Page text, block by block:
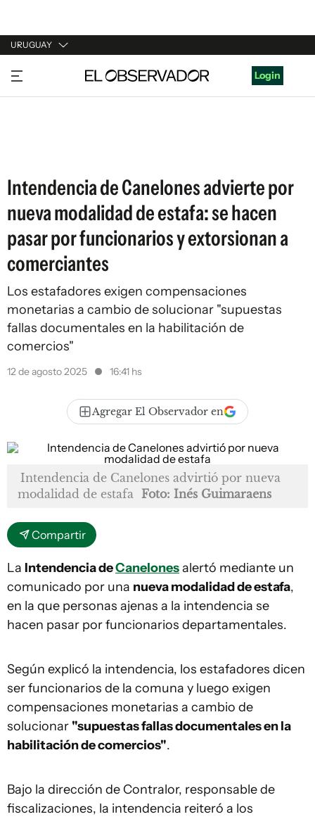
URUGUAY
URUGUAY
ARGENTINA
Login
Intendencia de Canelones advierte por
nueva modalidad de estafa: se hacen
pasar por funcionarios y extorsionan a
comerciantes
Los estafadores exigen compensaciones
monetarias a cambio de solucionar "supuestas
fallas documentales en la habilitación de
comercios"
12 de agosto 2025 16:41 hs
Agregar El Observador en
Intendencia de Canelones advirtió por nueva
modalidad de estafa Foto: Inés Guimaraens
Compartir
La Intendencia deCanelonesalertó mediante un
comunicado por una nueva modalidad de estafa,
en la que personas ajenas a la intendencia se
hacen pasar por funcionarios departamentales.
Según explicó la intendencia, los estafadores dicen
ser funcionarios de la comuna y luego exigen
compensaciones monetarias a cambio de
solucionar "supuestas fallas documentales en la
habilitación de comercios".
Bajo la dirección de Contralor, responsable de
fiscalizaciones, la intendencia reiteró a los